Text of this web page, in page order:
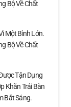
Bộ Về Chất
Một Bình Lớn.
Bộ Về Chất
Tận Dụng
Khăn Trải Bàn
Bắt Sáng.